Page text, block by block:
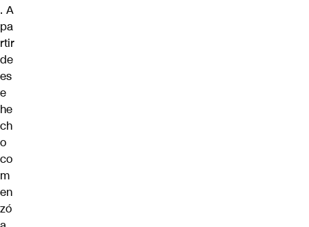
. A
pa
rtir
de
es
e
he
ch
o
co
m
en
zó